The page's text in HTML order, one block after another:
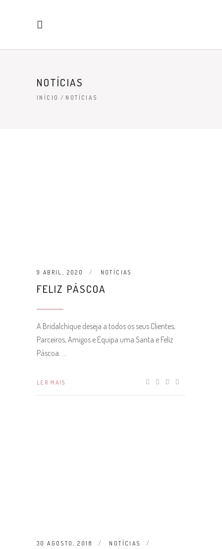
NOTÍCIAS
INÍCIO / NOTÍCIAS
9 ABRIL, 2020 NOTÍCIAS
FELIZ PÁSCOA
A Bridalchique deseja a todos os seus Clientes,
Parceiros, Amigos e Equipa uma Santa e Feliz
Páscoa.
LER MAIS
30 AGOSTO, 2018
NOTÍCIAS